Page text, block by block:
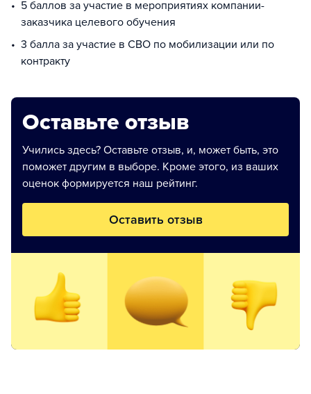
5 баллов за участие в мероприятиях компании-
заказчика целевого обучения
3 балла за участие в СВО по мобилизации или по
контракту
Оставьте отзыв
Учились здесь? Оставьте отзыв, и, может быть, это
поможет другим в выборе. Кроме этого, из ваших
оценок формируется наш рейтинг.
Оставить отзыв